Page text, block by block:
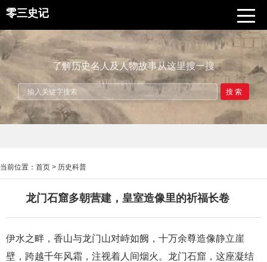
零三史记
了解历史名人及人物故事从这里搜一搜
搜索
当前位置： 首页 > 历史科普
龙门石窟多朝营建，皇室造像里的祈福长卷
伊水之畔，香山与龙门山对峙如阙，十万余尊造像静立崖
壁，跨越千年风霜，注视着人间烟火。龙门石窟，这座凝结